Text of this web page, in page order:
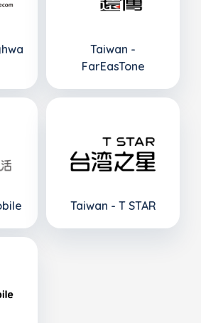
Taiwan -
FarEasTone
Taiwan - T STAR